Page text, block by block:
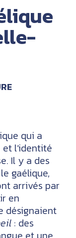
qui a
l’identité
Il y a des
gaélique,
arrivés par
en
désignaient
: des